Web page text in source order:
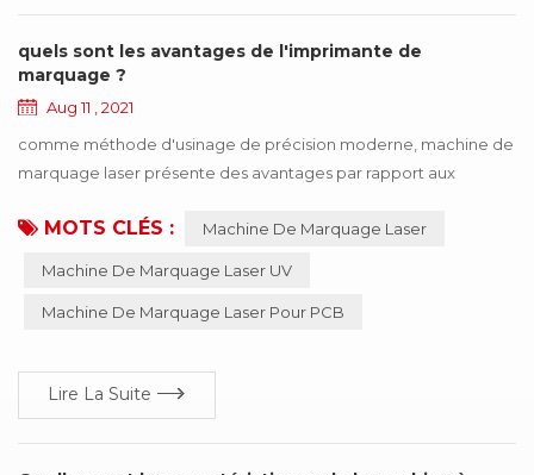
quels sont les avantages de l'imprimante de
marquage ?
Aug 11 , 2021
comme méthode d'usinage de précision moderne, machine de
marquage laser présente des avantages par rapport aux
gravure mécanique et l'edm. l'équipement est sans entretien,
la précision, profondeur, les exigences de douceur du domaine,
si largement utilisées dans l'indust...
MOTS CLÉS : Machine De Marquage Laser
Machine De Marquage Laser UV
Machine De Marquage Laser Pour PCB
Lire La Suite